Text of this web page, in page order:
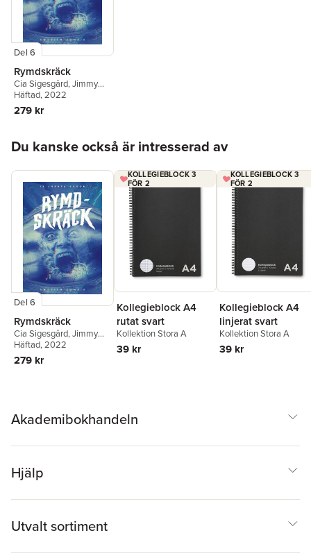
Del 6
Rymdskräck
Cia Sigesgård,Jimmy
Berestål,Kristina Hård
Helena Dahlgren
Ring, E. P. Uggla
Jenny Lundin,
Katarina
Emgård,Rikard Slapak,
Albertsson
Häftad, 2022
279 kr
Du kanske också är intresserad av
Del 6
Rymdskräck
Cia Sigesgård,Jimmy
Berestål,Kristina Hård
Helena Dahlgren
Ring, E. P. Uggla
Frida Windelhed
Albertsson
Häftad, 2022
279 kr
KOLLEGIEBLOCK 3
FÖR 2
Kollegieblock A4
rutat svart
Kollektion Stora A
39 kr
KOLLEGIEBLOCK 3
FÖR 2
Kollegieblock A4
linjerat svart
Kollektion Stora A
39 kr
Akademibokhandeln
Hjälp
Utvalt sortiment